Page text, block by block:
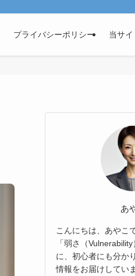
プライバシーポリシー 当サ
あ
こんにちは、あやこ
「弱さ（
に、初心者にも分か
情報をお届けしてい